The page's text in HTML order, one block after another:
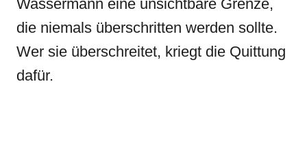
Wassermann eine unsichtbare Grenze,
die niemals überschritten werden sollte.
Wer sie überschreitet, kriegt die Quittung
dafür.